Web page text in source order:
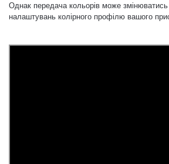
Однак передача кольорів може
налаштувань колірного профілю вашого